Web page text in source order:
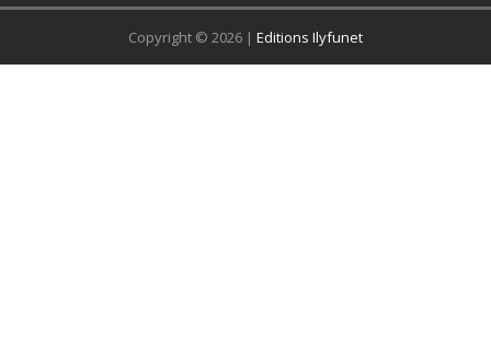
Copyright © 2026 | Editions Ilyfunet